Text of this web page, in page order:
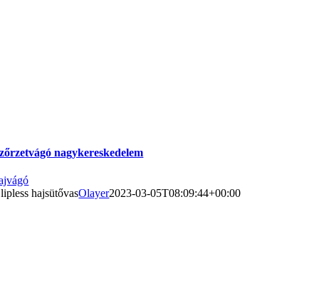
nagykereskedelem
hajsütővasOlayer2023-03-05T08:09:44+00:00